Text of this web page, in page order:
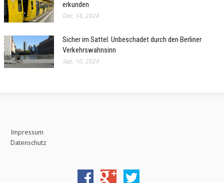
erkunden
Dez. 14, 2024
Sicher im Sattel: Unbeschadet durch den Berliner
Verkehrswahnsinn
Sep. 10, 2024
Impressum
Datenschutz